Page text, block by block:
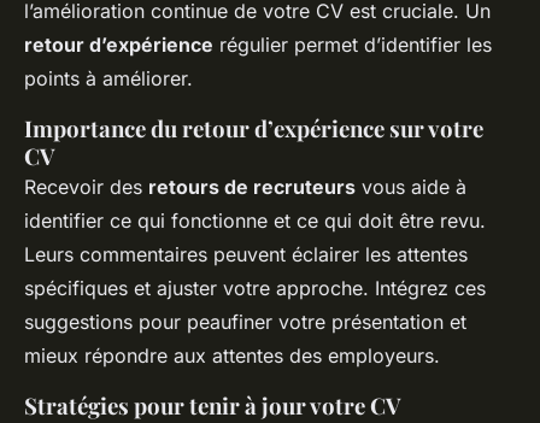
l’amélioration continue de votre CV est cruciale. Un
retour d’expérience régulier permet d’identifier les
points à améliorer.
Importance du retour d’expérience sur votre
CV
Recevoir des retours de recruteurs vous aide à
identifier ce qui fonctionne et ce qui doit être revu.
Leurs commentaires peuvent éclairer les attentes
spécifiques et ajuster votre approche. Intégrez ces
suggestions pour peaufiner votre présentation et
mieux répondre aux attentes des employeurs.
Stratégies pour tenir à jour votre CV